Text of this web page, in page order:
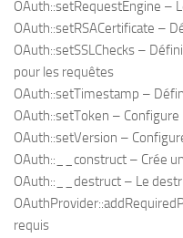
OAuth::setRequestEngine –
OAuth::setRSACertificate –
OAuth::setSSLChecks –
pour les requêtes
OAuth::setTimestamp –
OAuth::setToken –
OAuth::setVersion –
OAuth::__construct – Crée
OAuth::__destruct – Le
requis